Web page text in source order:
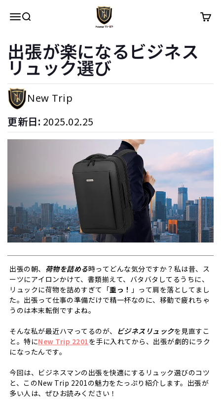
메뉴검색
New Trip
장바
出張が楽になるビジネス
リュック選び
New Trip
更新日: 2025.02.25
出張の朝、 荷物を詰める時ってどんな気分ですか？私は昔、ス
ーツにアイロンかけて、書類揃えて、バタバタしてるうちに、
リュックに荷物を詰めすぎて「重っ！ 」って肩を落としてまし
た。出張って仕事の準備だけで精一杯なのに、移動で疲れちゃ
うのは本末転倒ですよね。
そんな私が最近ハマってるのが、 ビジネスリュックを見直すこ
と。特にNew Trip 2201を手に入れてから、出張が劇的にラク
になったんです。
今回は、ビジネスマンの出張を快適にするリュック選びのコツ
と、このNew Trip 2201の魅力をたっぷり紹介します。出張が
多い人は、ぜひお読みください！